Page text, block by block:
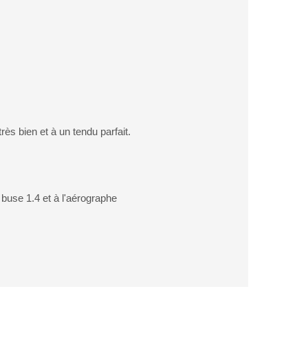
bien et à un tendu parfait.
1.4 et à l'aérographe